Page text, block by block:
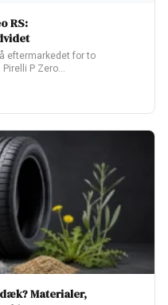
RS:
eftermarkedet for to
P Zero…
Materialer,